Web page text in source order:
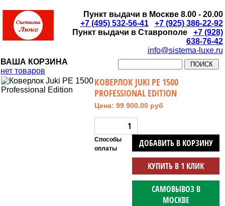
Пункт выдачи в Москве 8.00 - 20.00
+7 (495) 532-56-41
+7 (925) 386-22-92
Пункт выдачи в Ставрополе
+7 (928)
638-76-42
info@sistema-luxe.ru
ВАША КОРЗИНА
нет товаров
КОВЕРЛОК JUKI PE 1500
PROFESSIONAL EDITION
Цена: 99 900.00 руб
ДОБАВИТЬ В КОРЗИНУ
КУПИТЬ В 1 КЛИК
САМОВЫВОЗ В
МОСКВЕ
Способы
оплаты